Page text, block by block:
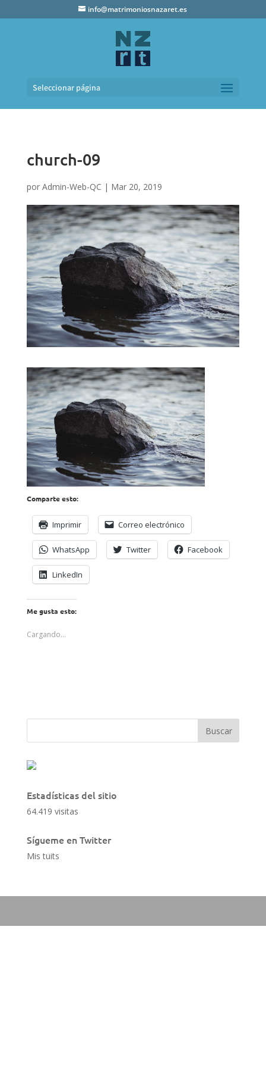
info@matrimoniosnazaret.es
Seleccionar página
church-09
por Admin-Web-QC | Mar 20, 2019
Comparte esto:
Imprimir Correo electrónico
WhatsApp Twitter Facebook
LinkedIn
Me gusta esto:
Cargando...
Estadísticas del sitio
64.419 visitas
Sígueme en Twitter
Mis tuits